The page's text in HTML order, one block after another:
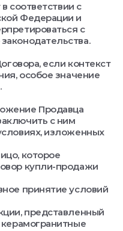
соответствии с
Федерации и
с
если контекст
особое значение
Продавца
с ним
изложенных
которое
купли-продажи
принятие условий
представленный